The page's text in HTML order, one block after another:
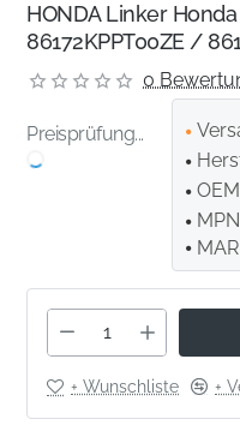
HONDA Linker
86172KPPT00ZE /
0
Preisprüfung...
+ Wunschliste +